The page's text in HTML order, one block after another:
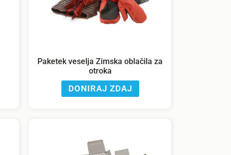
Paketek veselja Zimska oblačila za
otroka
DONIRAJ ZDAJ